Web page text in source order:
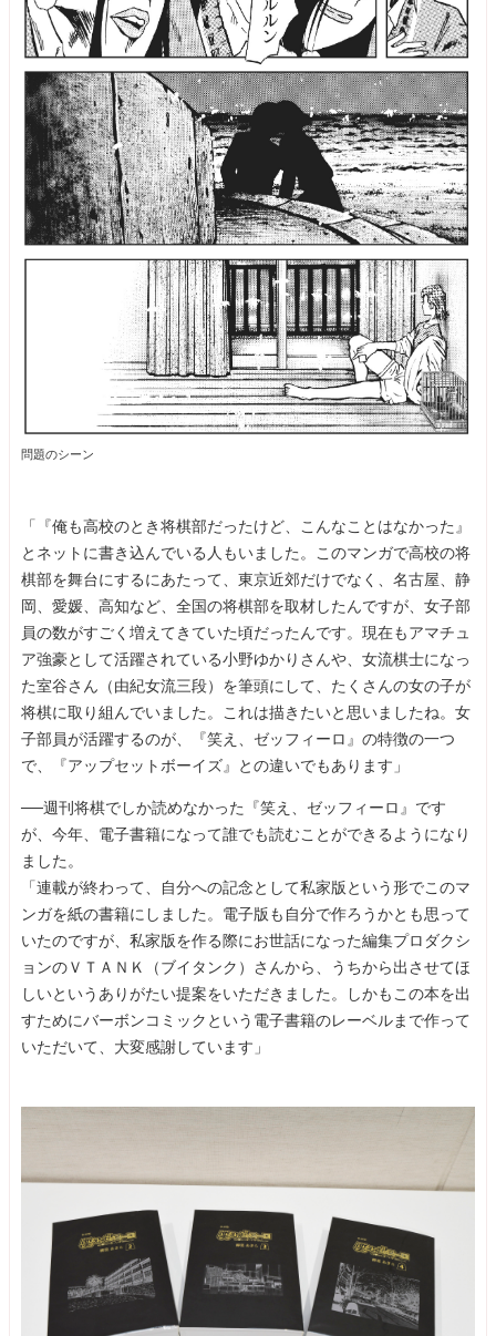
問題のシーン
「『俺も高校のとき将棋部だったけど、こんなことはなかった』
とネットに書き込んでいる人もいました。このマンガで高校の将
棋部を舞台にするにあたって、東京近郊だけでなく、名古屋、静
岡、愛媛、高知など、全国の将棋部を取材したんですが、女子部
員の数がすごく増えてきていた頃だったんです。現在もアマチュ
ア強豪として活躍されている小野ゆかりさんや、女流棋士になっ
た室谷さん（由紀女流三段）を筆頭にして、たくさんの女の子が
将棋に取り組んでいました。これは描きたいと思いましたね。女
子部員が活躍するのが、『笑え、ゼッフィーロ』の特徴の一つ
で、『アップセットボーイズ』との違いでもあります」
──週刊将棋でしか読めなかった『笑え、ゼッフィーロ』です
が、今年、電子書籍になって誰でも読むことができるようになり
ました。
「連載が終わって、自分への記念として私家版という形でこのマ
ンガを紙の書籍にしました。電子版も自分で作ろうかとも思って
いたのですが、私家版を作る際にお世話になった編集プロダクシ
ョンのＶＴＡＮＫ（ブイタンク）さんから、うちから出させてほ
しいというありがたい提案をいただきました。しかもこの本を出
すためにバーボンコミックという電子書籍のレーベルまで作って
いただいて、大変感謝しています」